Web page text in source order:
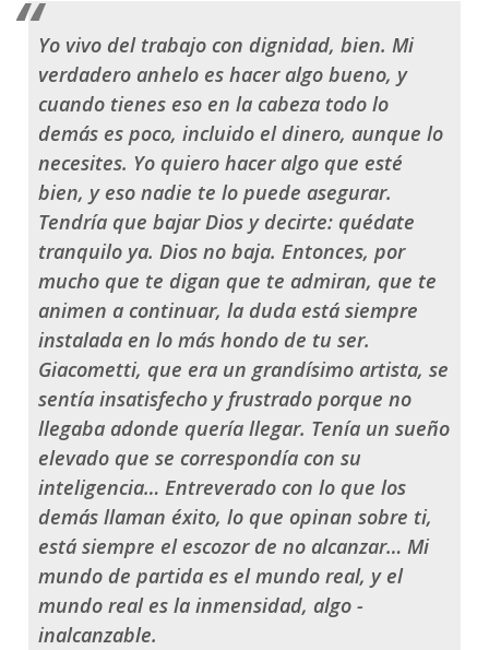
Yo vivo del trabajo con dignidad, bien. Mi
verdadero anhelo es hacer algo bueno, y
cuando tienes eso en la cabeza todo lo
demás es poco, incluido el dinero, aunque lo
necesites. Yo quiero hacer algo que esté
bien, y eso nadie te lo puede asegurar.
Tendría que bajar Dios y decirte: quédate
tranquilo ya. Dios no baja. Entonces, por
mucho que te digan que te admiran, que te
animen a continuar, la duda está siempre
instalada en lo más hondo de tu ser.
Giacometti, que era un grandísimo artista, se
sentía insatisfecho y frustrado porque no
llegaba adonde quería llegar. Tenía un sueño
elevado que se correspondía con su
inteligencia… Entreverado con lo que los
demás llaman éxito, lo que opinan sobre ti,
está siempre el escozor de no alcanzar… Mi
mundo de partida es el mundo real, y el
mundo real es la inmensidad, algo ­
inalcanzable.